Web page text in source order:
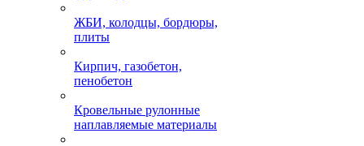
ЖБИ, колодцы, бордюры,
плиты
Кирпич, газобетон,
пенобетон
Кровельные рулонные
наплавляемые материалы